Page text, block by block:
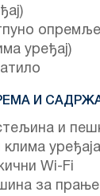
уређај)
И
и
клима уређаја
Wi-Fi
за